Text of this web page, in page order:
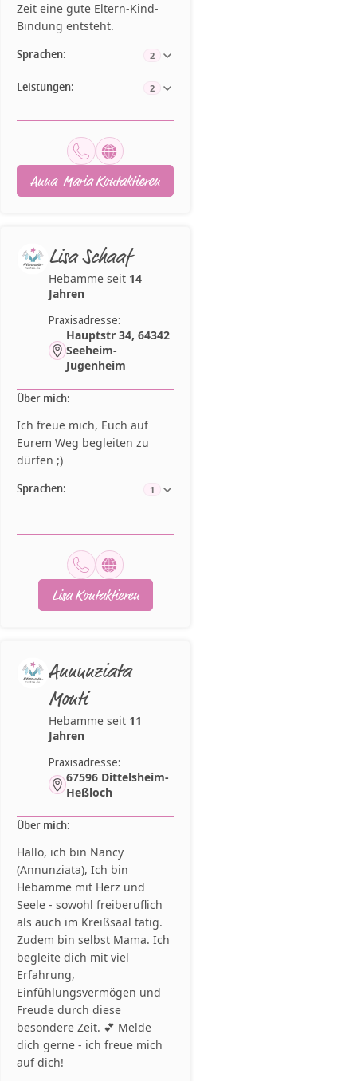
Zeit eine gute Eltern-Kind-
Bindung entsteht.
Sprachen: 2
Leistungen: 2
Anna-Maria Kontaktieren
Lisa Schaaf
Hebamme seit 14
Jahren
Praxisadresse:
Hauptstr 34, 64342
Seeheim-
Jugenheim
Über mich:
Ich freue mich, Euch auf
Eurem Weg begleiten zu
dürfen ;)
Sprachen: 1
Lisa Kontaktieren
Annunziata
Monti
Hebamme seit 11
Jahren
Praxisadresse:
67596 Dittelsheim-
Heßloch
Über mich:
Hallo, ich bin Nancy
(Annunziata), Ich bin
Hebamme mit Herz und
Seele - sowohl freiberuflich
als auch im Kreißsaal tatig.
Zudem bin selbst Mama. Ich
begleite dich mit viel
Erfahrung,
Einfühlungsvermögen und
Freude durch diese
besondere Zeit. 💕 Melde
dich gerne - ich freue mich
auf dich!